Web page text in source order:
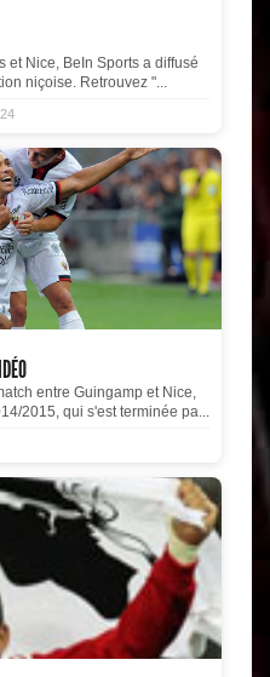
et Nice, BeIn Sports a diffusé
niçoise. Retrouvez "...
entre Guingamp et Nice,
2015, qui s'est terminée pa...